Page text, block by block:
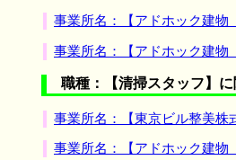
事業所名：【アドホック建物
事業所名：【アドホック建物
職種：【清掃スタッフ】
事業所名：【東京ビル整美株
事業所名：【アドホック建物